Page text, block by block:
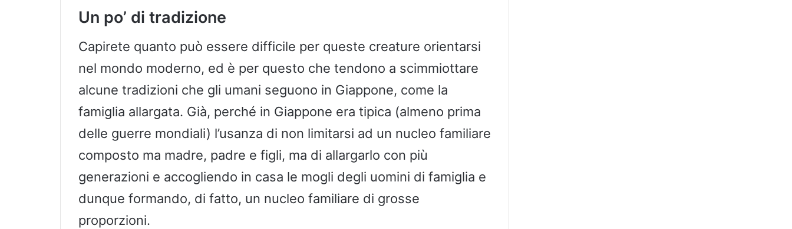
Un po’ di tradizione
Capirete quanto può essere difficile per queste creature orientarsi
nel mondo moderno, ed è per questo che tendono a scimmiottare
alcune tradizioni che gli umani seguono in Giappone, come la
famiglia allargata. Già, perché in Giappone era tipica (almeno prima
delle guerre mondiali) l’usanza di non limitarsi ad un nucleo familiare
composto ma madre, padre e figli, ma di allargarlo con più
generazioni e accogliendo in casa le mogli degli uomini di famiglia e
dunque formando, di fatto, un nucleo familiare di grosse
proporzioni.